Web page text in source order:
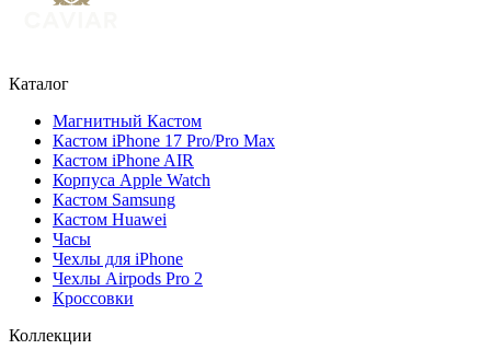
Каталог
Магнитный Кастом
Кастом iPhone 17 Pro/Pro Max
Кастом iPhone AIR
Корпуса Apple Watch
Кастом Samsung
Кастом Huawei
Часы
Чехлы для iPhone
Чехлы Airpods Pro 2
Кроссовки
Коллекции